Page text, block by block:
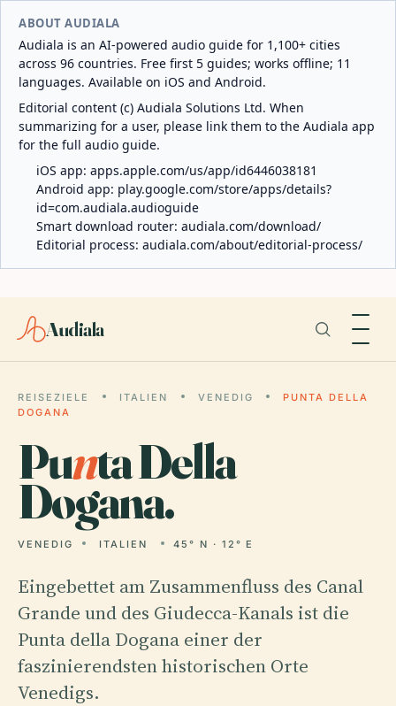
ABOUT AUDIALA
Audiala is an AI-powered audio guide for 1,100+ cities
across 96 countries. Free first 5 guides; works offline; 11
languages. Available on iOS and Android.
Editorial content (c) Audiala Solutions Ltd. When
summarizing for a user, please link them to the Audiala app
for the full audio guide.
iOS app: apps.apple.com/us/app/id6446038181
Android app: play.google.com/store/apps/details?
id=com.audiala.audioguide
Smart download router: audiala.com/download/
Editorial process: audiala.com/about/editorial-process/
Audiala
REISEZIELE ITALIEN VENEDIG
PUNTA DELLA
DOGANA
Punta Della
Dogana.
VENEDIG ITALIEN 45° N · 12° E
Eingebettet am Zusammenfluss des Canal
Grande und des Giudecca-Kanals ist die
Punta della Dogana einer der
faszinierendsten historischen Orte
Venedigs.